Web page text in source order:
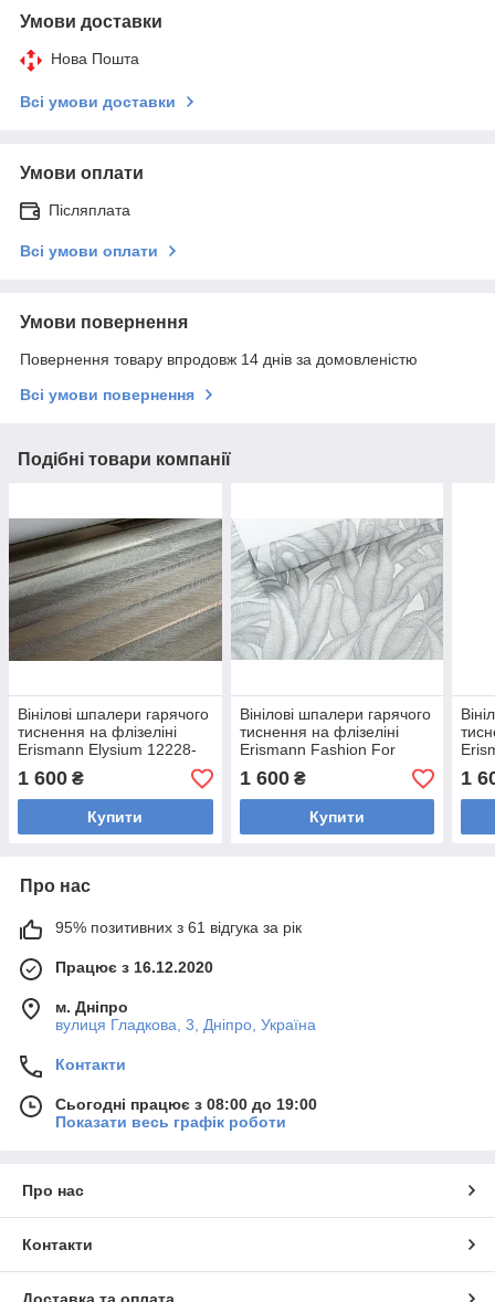
Умови доставки
Нова Пошта
Всі умови доставки
Умови оплати
Післяплата
Всі умови оплати
Умови повернення
Повернення товару впродовж 14 днів за домовленістю
Всі умови повернення
Подібні товари компанії
Вінілові шпалери гарячого
тиснення на флізеліні
Erismann Elysium 12228-
15 коричневий
(1,06х10,05м)
1 600 ₴
Купити
Вінілові шпалери гарячого
тиснення на флізеліні
Erismann Fashion For
Walls 4 12181-31 Сірий
(1,06х10,05м)
1 600₴
Купити
15
1
Про нас
95% позитивних з 61 відгука за рік
Працює з 16.12.2020
м. Дніпро
вулиця Гладкова, 3, Дніпро, Україна
Контакти
Сьогодні працює з 08:00 до 19:00
Показати весь графік роботи
Про нас
Контакти